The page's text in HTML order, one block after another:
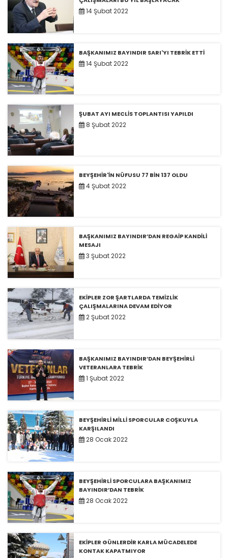
14 Şubat 2022
BAŞKANIMIZ BAYINDIR SARI'YI TEBRİK ETTİ
14 Şubat 2022
ŞUBAT AYI MECLİS TOPLANTISI YAPILDI
8 Şubat 2022
BEYŞEHİR'İN NÜFUSU 77 BİN 137 OLDU
4 Şubat 2022
BAŞKANIMIZ BAYINDIR’DAN REGAİP KANDİLİ
MESAJI
3 Şubat 2022
EKİPLER ZOR ŞARTLARDA TEMİZLİK
ÇALIŞMALARINA DEVAM EDİYOR
2 Şubat 2022
BAŞKANIMIZ BAYINDIR’DAN BEYŞEHİRLİ
VETERANLARA TEBRİK
1 Şubat 2022
BEYŞEHİRLİ MİLLİ SPORCULAR COŞKUYLA
KARŞILANDI
28 Ocak 2022
BEYŞEHİRLİ SPORCULARA BAŞKANIMIZ
BAYINDIR’DAN TEBRİK
28 Ocak 2022
EKİPLER GÜNLERDİR KARLA MÜCADELEDE
KONTAK KAPATMIYOR